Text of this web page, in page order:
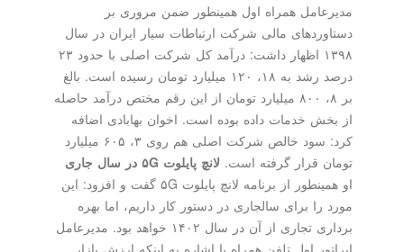
مدیرعامل همراه اول همینطور ضمن مروری بر
دستاوردهای مالی شرکت ارتباطات سیار ایران در سال
۱۳۹۸ اظهار داشت: درآمد کل شرکت اصلی با حدود ۲۳
درصد رشد به ۱۸، ۱۲۰ میلیارد تومان رسیده است. بالغ
بر ۸، ۸۰۰ میلیارد تومان از این رقم مختص درآمد حاصله
از بخش خدمات داده بوده است. اخوان بهابادی اضافه
کرد: سود خالص شرکت اصلی هم روی ۳، ۶۰۵ میلیارد
تومان قرار گرفته است.لانچ پایلوت ۵G در سال جاری
او همینطور از برنامه لانچ پایلوت ۵G گفت و افزود: این
مورد را برای سالجاری در دستور کار داریم، اما بهره
برداری تجاری از آن در سال ۱۴۰۲ خواهد بود. مدیرعامل
اپراتور اول تلفن همراه با اشاره به اینکه ارزش بازار